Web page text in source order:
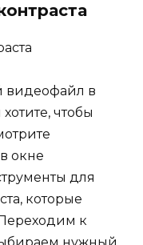
видеофайл в
чтобы
окне
для
которые
к